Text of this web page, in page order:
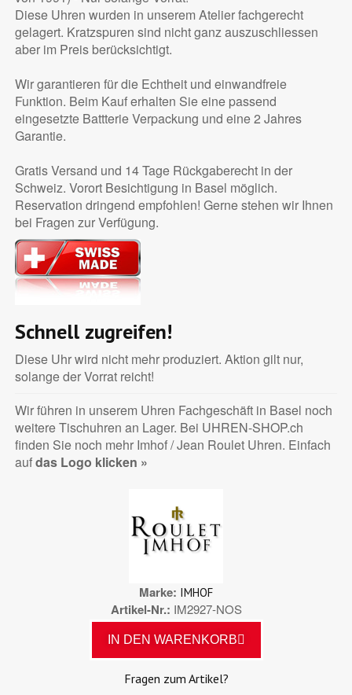
Diese Uhren wurden in unserem Atelier fachgerecht
gelagert. Kratzspuren sind nicht ganz auszuschliessen
aber im Preis berücksichtigt.
Wir garantieren für die Echtheit und einwandfreie
Funktion. Beim Kauf erhalten Sie eine passend
eingesetzte Battterie Verpackung und eine 2 Jahres
Garantie.
Gratis Versand und 14 Tage Rückgaberecht in der
Schweiz. Vorort Besichtigung in Basel möglich.
Reservation dringend empfohlen! Gerne stehen wir Ihnen
bei Fragen zur Verfügung.
Schnell zugreifen!
Diese Uhr wird nicht mehr produziert. Aktion gilt nur,
solange der Vorrat reicht!
Wir führen in unserem Uhren Fachgeschäft in Basel noch
weitere Tischuhren an Lager. Bei UHREN-SHOP.ch
finden Sie noch mehr Imhof / Jean Roulet Uhren. Einfach
aufdas Logo klicken »
Marke IMHOF
Artikel-Nr. IM2927-NOS
IN DEN WARENKORB
Fragen zum Artikel?